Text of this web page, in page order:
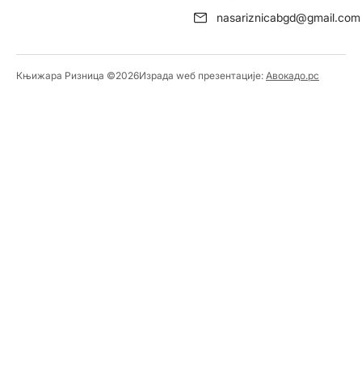
nasariznicabgd@gmail.com
Књижара Ризница ©️2026Израда wеб презентације: Авокадо.рс